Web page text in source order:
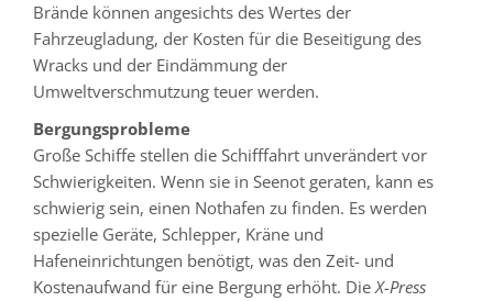
Brände können angesichts des Wertes der
Fahrzeugladung, der Kosten für die Beseitigung des
Wracks und der Eindämmung der
Umweltverschmutzung teuer werden.
Bergungsprobleme
Große Schiffe stellen die Schifffahrt unverändert vor
Schwierigkeiten. Wenn sie in Seenot geraten, kann es
schwierig sein, einen Nothafen zu finden. Es werden
spezielle Geräte, Schlepper, Kräne und
Hafeneinrichtungen benötigt, was den Zeit- und
Kostenaufwand für eine Bergung erhöht. DieX-Press